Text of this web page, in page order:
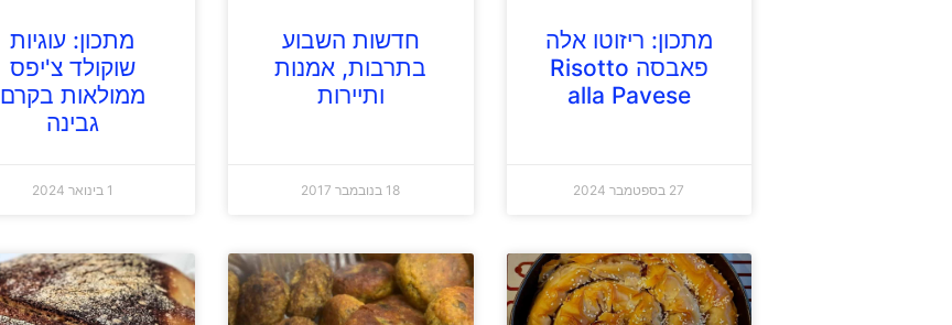
מתכון: ריזוטו אלה
פאבסה Risotto
alla Pavese
27 בספטמבר 2024
חדשות השבוע
בתרבות, אמנות
ותיירות
18 בנובמבר 2017
מתכון: עוגיות
שוקולד צ'יפס
ממולאות בקרם
גבינה
1 בינואר 2024